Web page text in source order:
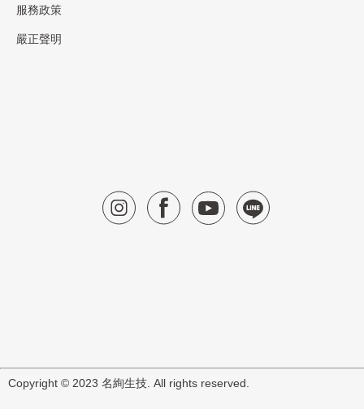
服務政策
嚴正聲明
Copyright © 2023 名絢生技. All rights reserved.